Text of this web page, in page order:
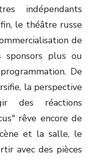
indépendants
le théâtre russe
de
plus ou
De
la perspective
des réactions
rêve encore de
et la salle, le
avec des pièces